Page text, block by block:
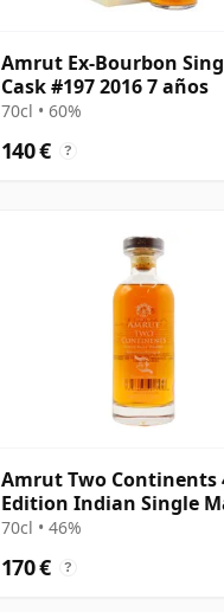
Amrut Ex-Bourbon
Cask #197 2016 7 años
70cl • 60%
140 € ?
Amrut Two Continents
Edition Indian Single
70cl • 46%
170 € ?